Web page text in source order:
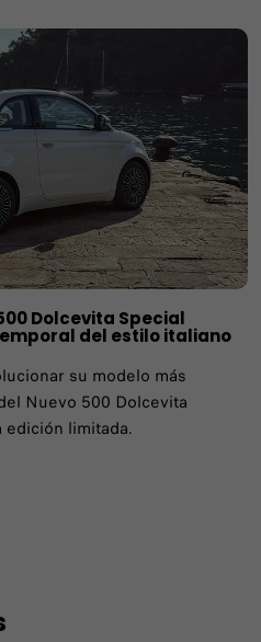
Dolcevita Special
del estilo italiano
su modelo más
Nuevo 500 Dolcevita
edición limitada.